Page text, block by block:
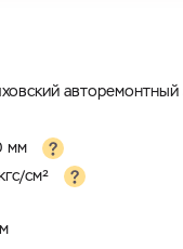
на обработку
на обработку
огранизации (любой
авторемонтный
мм
см²